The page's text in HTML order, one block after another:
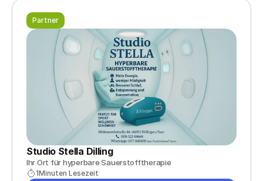
Partner
Studio Stella Dilling
Ihr Ort für hyperbare Sauerstofftherapie
1Minuten Lesezeit